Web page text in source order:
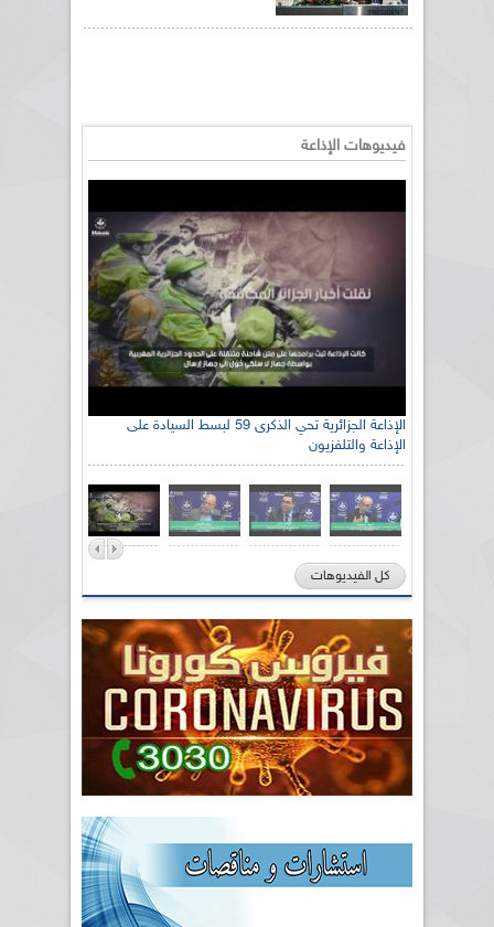
فيديوهات الإذاعة
الإذاعة الجزائرية تحي الذكرى 59 لبسط السيادة على
الإذاعة والتلفزيون
كل الفيديوهات